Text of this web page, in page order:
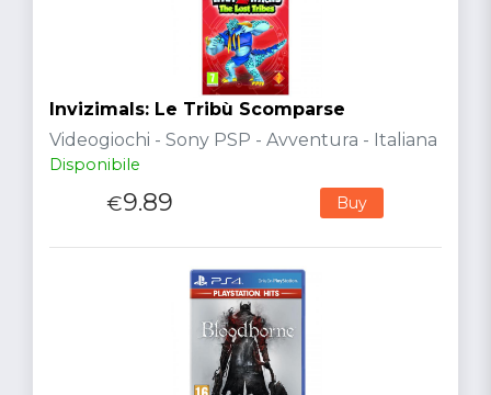
Invizimals: Le Tribù Scomparse
Videogiochi - Sony PSP - Avventura - Italiana
Disponibile
€9.89 Buy